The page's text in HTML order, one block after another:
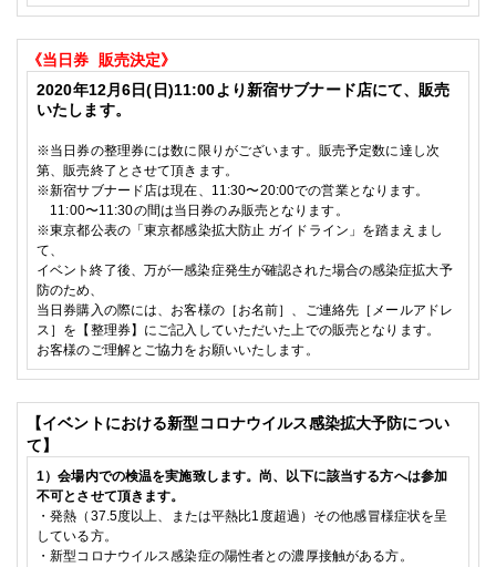
《当日券
販売決定》
2020年12月6日(日)11:00より新宿サブナード店にて、販売
いたします。
※当日券の整理券には数に限りがございます。販売予定数に達し次
第、販売終了とさせて頂きます。
※新宿サブナード店は現在、 11:30〜20:00での営業となります。
11:00〜11:30の間は当日券のみ販売となります。
※東京都公表の「東京都感染拡大防止 ガイドライン」を踏まえまし
て、
イベント終了後、万が一感染症発生が確認された場合の感染症拡大予
防のため、
当日券購入の際には、お客様の［お名前］、ご連絡先［メールアドレ
ス］を【整理券】にご記入していただいた上での販売となります。
お客様のご理解とご協力をお願いいたします。
【イベントにおける新型コロナウイルス感染拡大予防につい
て】
1）会場内での検温を実施致します。尚、以下に該当する方へは参加
不可とさせて頂きます。
・発熱（ 37.5度以上、または平熱比1 度超過）その他感冒様症状を呈
している方。
・新型コロナウイルス感染症の陽性者との濃厚接触がある方。